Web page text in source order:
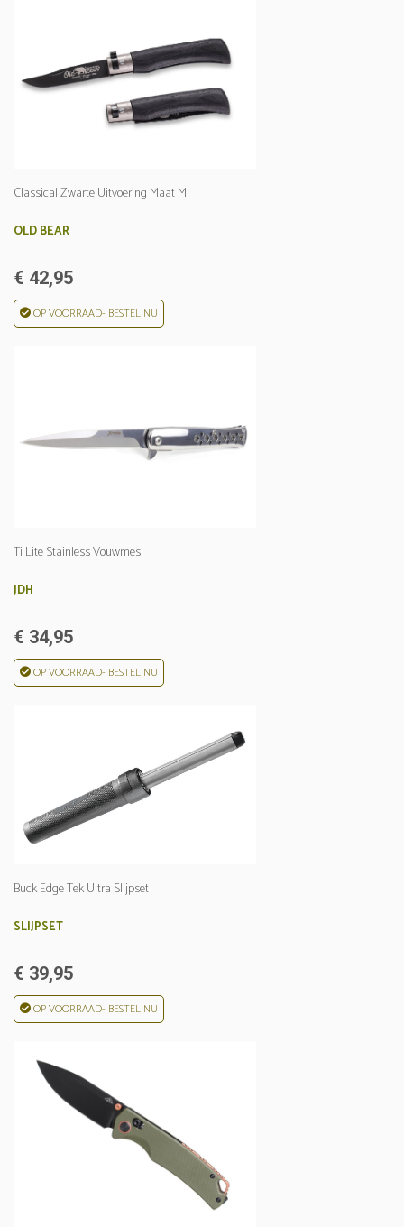
Classical Zwarte Uitvoering Maat M
OLD BEAR
€ 42,95
OP VOORRAAD- BESTEL NU
Ti Lite Stainless Vouwmes
JDH
€ 34,95
OP VOORRAAD- BESTEL NU
Buck Edge Tek Ultra Slijpset
SLIJPSET
€ 39,95
OP VOORRAAD- BESTEL NU